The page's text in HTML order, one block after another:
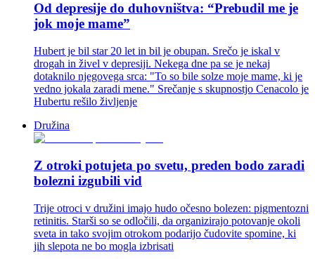
Od depresije do duhovništva: “Prebudil me je
jok moje mame”
Hubert je bil star 20 let in bil je obupan. Srečo je iskal v
drogah in živel v depresiji. Nekega dne pa se je nekaj
dotaknilo njegovega srca: "To so bile solze moje mame, ki je
vedno jokala zaradi mene." Srečanje s skupnostjo Cenacolo je
Hubertu rešilo življenje
Družina
Z otroki potujeta po svetu, preden bodo zaradi
bolezni izgubili vid
Trije otroci v družini imajo hudo očesno bolezen: pigmentozni
retinitis. Starši so se odločili, da organizirajo potovanje okoli
sveta in tako svojim otrokom podarijo čudovite spomine, ki
jih slepota ne bo mogla izbrisati